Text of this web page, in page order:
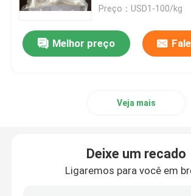
Preço：USD1-100/kg
Melhor preço
Veja mais
Deixe um recado
Ligaremos para você em